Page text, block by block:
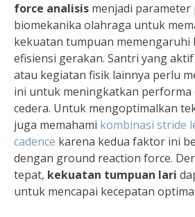
force analisis menjadi parameter
biomekanika olahraga untuk
kekuatan tumpuan memengaruhi
efisiensi gerakan. Santri yang
atau kegiatan fisik lainnya perlu
ini untuk meningkatkan performa
cedera. Untuk mengoptimalkan
juga memahami kombinasi stride
cadence karena kedua faktor ini
dengan ground reaction force.
tepat, kekuatan tumpuan lari
untuk mencapai kecepatan